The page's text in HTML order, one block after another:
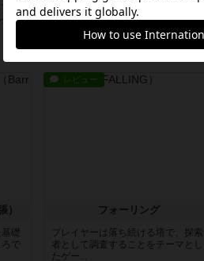
、
ゲー
プラハのランドマークとされる機械
仕掛けの時計『オルロイ』の修復作
業をテ...
2ヶ月前の投稿
）
礎
で
レビュー
フォーリング
プレイヤーは落ち続ける塔で、探索
者として調査することをテーマとし
たゲー...